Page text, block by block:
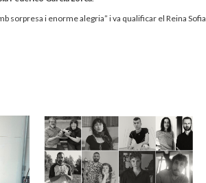
sorpresa i enorme alegria” i va qualificar el Reina Sofia